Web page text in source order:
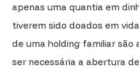
apenas uma quantia em
tiverem sido doados em
de uma holding familiar são
ser necessária a abertura